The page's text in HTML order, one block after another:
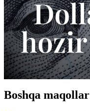
Boshqa maqollar